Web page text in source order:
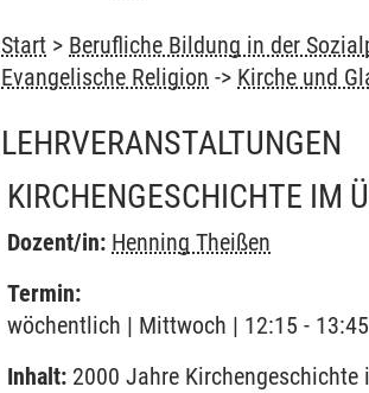
Start > Berufliche Bildung in der
Evangelische Religion -> Kirche und
LEHRVERANSTALTUNGEN
KIRCHENGESCHICHTE IM
Dozent/in: Henning Theißen
Termin:
wöchentlich | Mittwoch | 12:15 -
Inhalt: 2000 Jahre